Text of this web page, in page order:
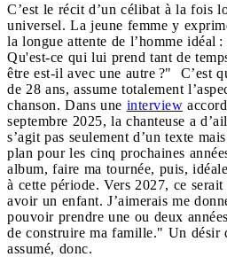
C’est le récit d’un célibat à la fois
universel. La jeune femme y
la longue attente de l’homme idéal
Qu'est-ce qui lui prend tant de
être est-il avec une autre ?" C’est
de 28 ans, assume totalement
chanson. Dans une interview
septembre 2025, la chanteuse a
s’agit pas seulement d’un texte
plan pour les cinq prochaines
album, faire ma tournée, puis,
à cette période. Vers 2027, ce
avoir un enfant. J’aimerais me
pouvoir prendre une ou deux
de construire ma famille." Un désir
assumé, donc.